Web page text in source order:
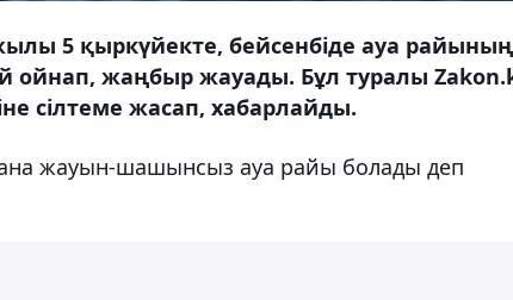
5 қыркүйекте, бейсенбіде ауа райының
ойнап, жаңбыр жауады. Бұл туралы
сілтеме жасап, хабарлайды.
жауын-шашынсыз ауа райы болады деп